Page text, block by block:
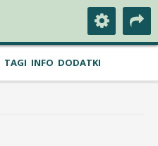
TAGI INFO DODATKI